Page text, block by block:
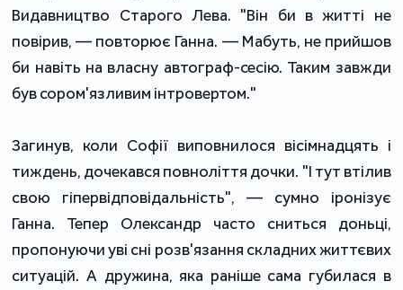
Видавництво Старого Лева. "Він би в житті не
повірив, — повторює Ганна. — Мабуть, не прийшов
би навіть на власну автограф-сесію. Таким завжди
був сором'язливим інтровертом."
Загинув, коли Софії виповнилося вісімнадцять і
тиждень, дочекався повноліття дочки. "І тут втілив
свою гіпервідповідальність", — сумно іронізує
Ганна. Тепер Олександр часто сниться доньці,
пропонуючи уві сні розв'язання складних життєвих
ситуацій. А дружина, яка раніше сама губилася в